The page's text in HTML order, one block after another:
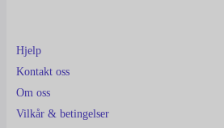
Hjelp
Kontakt oss
Om oss
Vilkår & betingelser